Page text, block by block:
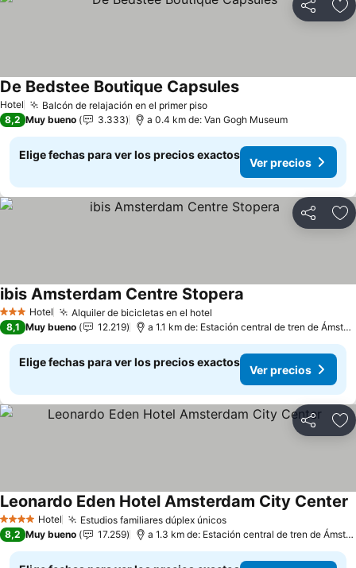
Compartir
Hotel Balcón de relajación en el primer piso
De Bedstee Boutique Capsules
8,2 Muy bueno 3.333 a 0.4 km de: Van Gogh Museum
Elige fechas para ver los precios exactos
Ver precios
Compartir
3 Estrellas
Hotel Alquiler de bicicletas en el hotel
ibis Amsterdam Centre Stopera
8,1 Muy bueno 12.219 a 1.1 km de: Estación central de tren de Ámsterdam
Elige fechas para ver los precios exactos
Ver precios
Compartir
4 EstrellasHotel Estudios familiares dúplex únicos
Leonardo Eden Hotel Amsterdam City Center
8,2 Muy bueno 17.259 a 1.3 km de: Estación central de tren de Ámsterdam